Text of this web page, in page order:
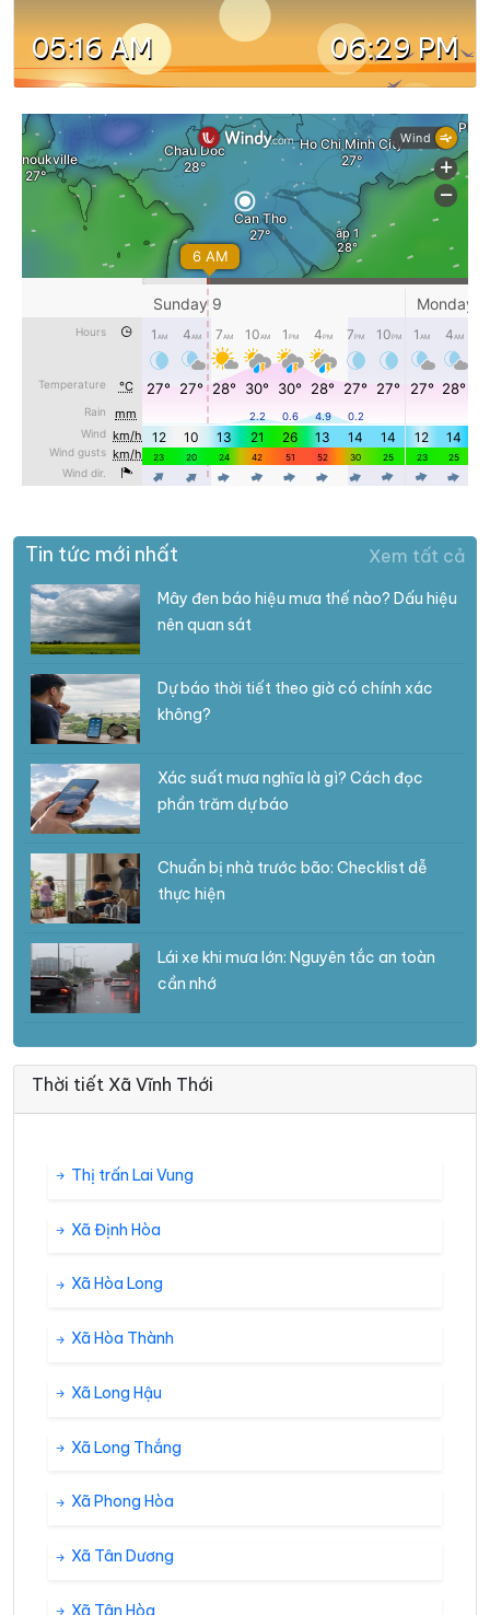
05:16 AM 06:29 PM
Tin tức mới nhất Xem tất cả
Mây đen báo hiệu mưa thế nào? Dấu hiệu
nên quan sát
Dự báo thời tiết theo giờ có chính xác
không?
Xác suất mưa nghĩa là gì? Cách đọc
phần trăm dự báo
Chuẩn bị nhà trước bão: Checklist dễ
thực hiện
Lái xe khi mưa lớn: Nguyên tắc an toàn
cần nhớ
Thời tiết Xã Vĩnh Thới
Thị trấn Lai Vung
Xã Định Hòa
Xã Hòa Long
Xã Hòa Thành
Xã Long Hậu
Xã Long Thắng
Xã Phong Hòa
Xã Tân Dương
Xã Tân Hòa